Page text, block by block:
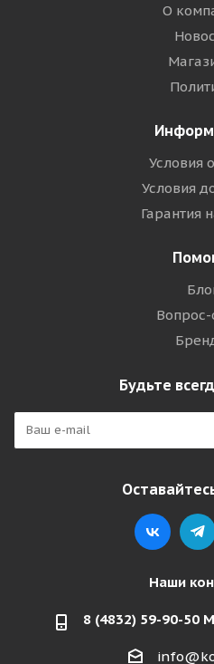
О
Условия
Условия
Гарантия
Вопрос-
Будьте
Наши
8 (4832) 59-90-